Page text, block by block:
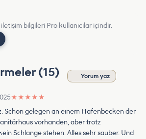
bilgileri Pro kullanıcılar içindir.
(15) Yorum yaz
★ ★ ★ ★ ★
Schön gelegen an einem Hafenbecken der
vorhanden, aber trotz
Schlange stehen. Alles sehr sauber. Und